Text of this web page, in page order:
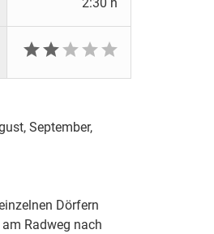
2:30 h

September,
Dörfern
Radweg nach